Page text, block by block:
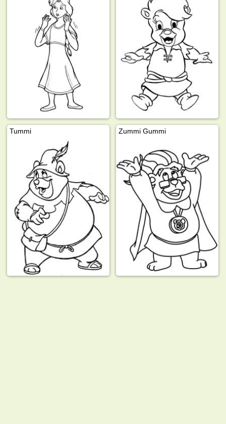
Tummi Zummi Gummi